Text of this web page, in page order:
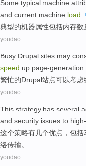
Some typical machine
and current machine load
典型的机器属性包括内存数
youdao
Busy Drupal sites may
speed up page-generation
繁忙的Drupal站点可以考虑
youdao
This strategy has several
and security issues to high-
这个策略有几个优点 ， 包括
络传输。
youdao